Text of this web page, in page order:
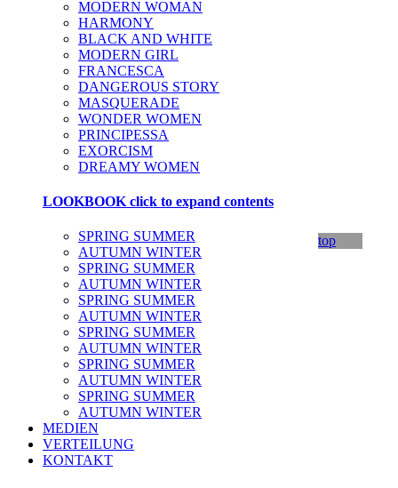
top
MODERN WOMAN
HARMONY
BLACK AND WHITE
MODERN GIRL
FRANCESCA
DANGEROUS STORY
MASQUERADE
WONDER WOMEN
PRINCIPESSA
EXORCISM
DREAMY WOMEN
LOOKBOOK click to expand contents
SPRING SUMMER
AUTUMN WINTER
SPRING SUMMER
AUTUMN WINTER
SPRING SUMMER
AUTUMN WINTER
SPRING SUMMER
AUTUMN WINTER
SPRING SUMMER
AUTUMN WINTER
SPRING SUMMER
AUTUMN WINTER
MEDIEN
VERTEILUNG
KONTAKT